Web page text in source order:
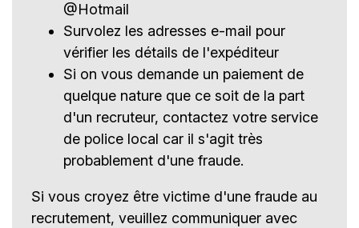
@Hotmail
Survolez les adresses e-mail pour
vérifier les détails de l'expéditeur
Si on vous demande un paiement de
quelque nature que ce soit de la part
d'un recruteur, contactez votre service
de police local car il s'agit très
probablement d'une fraude.
Si vous croyez être victime d'une fraude au
recrutement, veuillez communiquer avec